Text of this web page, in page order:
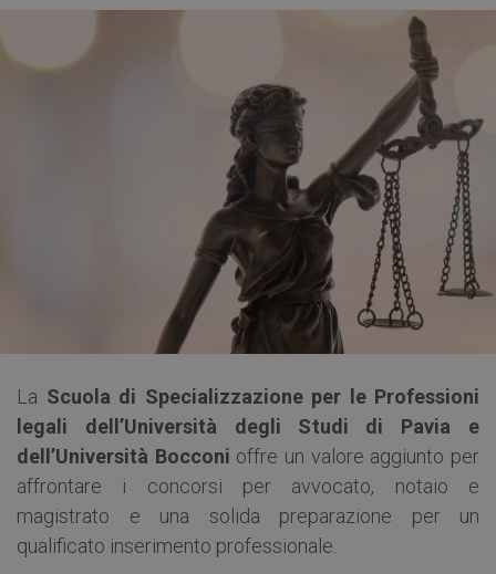
La Scuola di Specializzazione per le Professioni
legali dell’Università degli Studi di Pavia e
dell’Università Bocconi offre un valore aggiunto per
affrontare i concorsi per avvocato, notaio e
magistrato e una solida preparazione per un
qualificato inserimento professionale.